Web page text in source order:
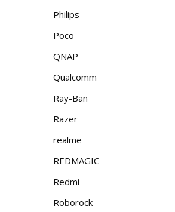
Philips
Poco
QNAP
Qualcomm
Ray-Ban
Razer
realme
REDMAGIC
Redmi
Roborock